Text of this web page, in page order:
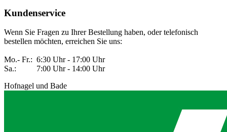
Kundenservice
Wenn Sie Fragen zu Ihrer Bestellung haben, oder telefonisch
bestellen möchten, erreichen Sie uns:
Mo.- Fr.: 6:30 Uhr - 17:00 Uhr
Sa.: 7:00 Uhr - 14:00 Uhr
Hofnagel und Bade